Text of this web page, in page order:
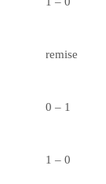
remise
0 – 1
1 – 0